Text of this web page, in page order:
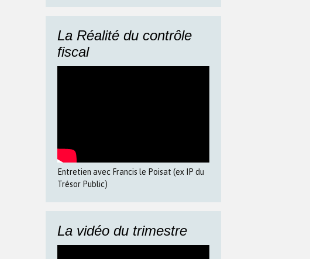
La Réalité du contrôle
fiscal
Entretien avec Francis le Poisat (ex IP du
Trésor Public)
La vidéo du trimestre